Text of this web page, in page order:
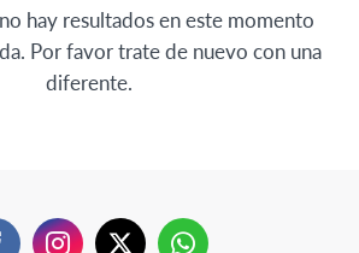
hay resultados en este momento
Por favor trate de nuevo con una
diferente.
InstagramTwitterWhatsApp